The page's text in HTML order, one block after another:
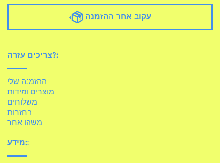
עקוב אחר ההזמנה
צריכים עזרה?:
ההזמנה שלי
מוצרים ומידות
משלוחים
החזרות
משהו אחר
מידע::